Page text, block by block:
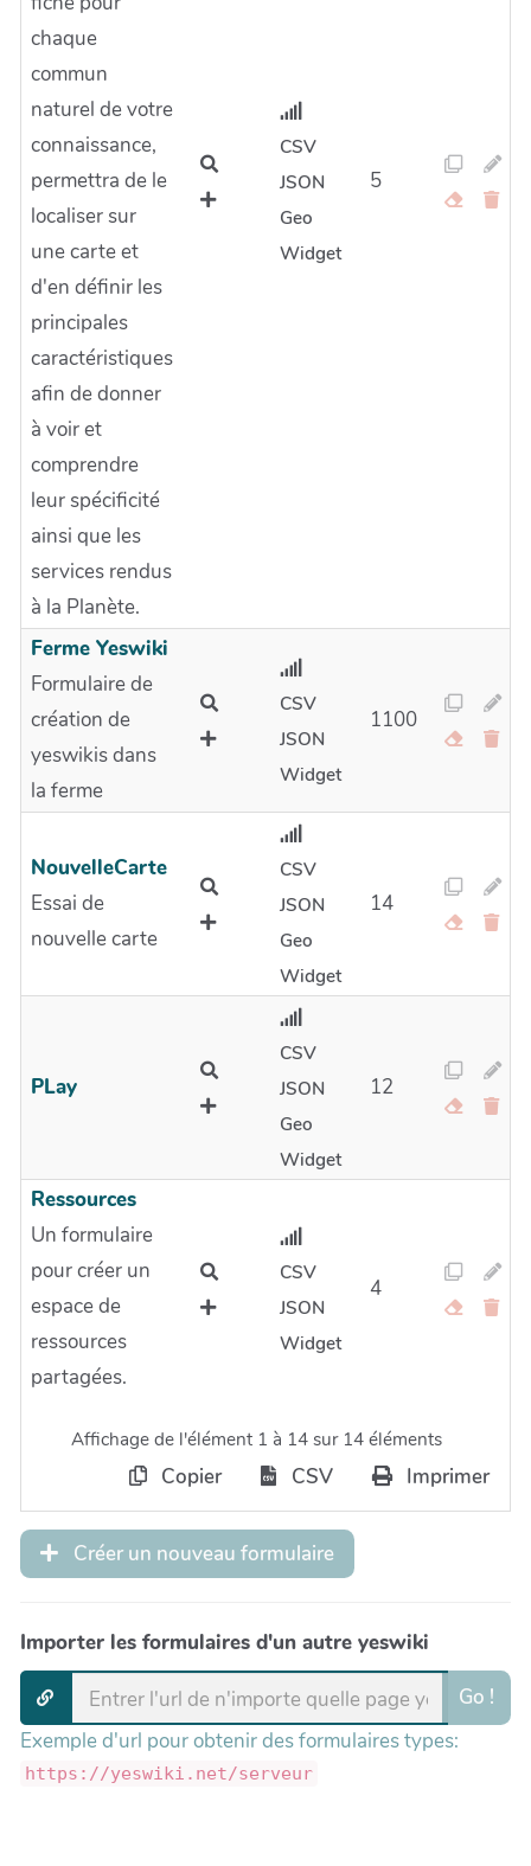
chaque
commun
naturel de votre
connaissance,
permettra de le
localiser sur
une carte et
d'en définir les
principales
caractéristiques
afin de donner
à voir et
comprendre
leur spécificité
ainsi que les
services rendus
à la Planète.
CSV
JSON
Geo
Widget
5
Ferme Yeswiki
Formulaire de
création de
yeswikis dans
la ferme
CSV
JSON
Widget
1100
NouvelleCarte
Essai de
nouvelle carte
CSV
JSON
Geo
Widget
14
PLay
CSV
JSON
Geo
Widget
12
Ressources
Un formulaire
pour créer un
espace de
ressources
partagées.
CSV
JSON
Widget
4
Affichage de l'élément 1 à 14 sur 14 éléments
Copier CSV Imprimer
Créer un nouveau formulaire
Importer les formulaires d'un autre yeswiki
Go !
Exemple d'url pour obtenir des formulaires types:
https://yeswiki.net/serveur